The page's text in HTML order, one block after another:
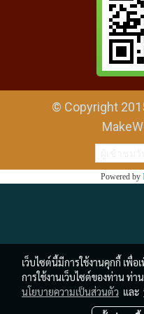
© Copyright
Powered by
เว็บไซต์นี้มีการใช้งานคุกกี้ เพื่
การใช้งานเว็บไซต์ของท่าน ท่า
นโยบายความเป็นส่วนตัว และ